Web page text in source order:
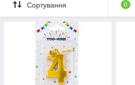
Сортування 0